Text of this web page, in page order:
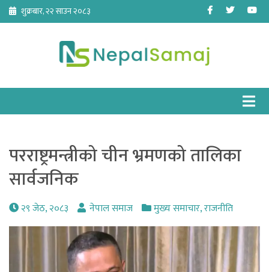
Skip
content
शुक्रबार, २२ साउन २०८३ Facebook
Twitter
परराष्ट्रमन्त्रीको चीन भ्रमणको तालिका
सार्वजनिक
२९ जेठ, २०८३ नेपाल समाज मुख्य समाचार,राजनीति